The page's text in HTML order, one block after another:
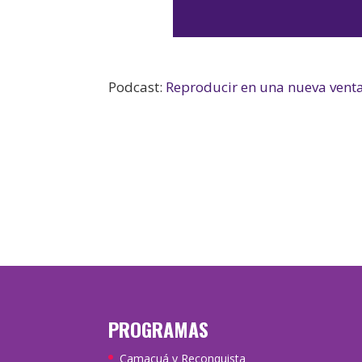
Podcast: Reproducir en una nueva
PROGRAMAS
Camacuá y Reconquista